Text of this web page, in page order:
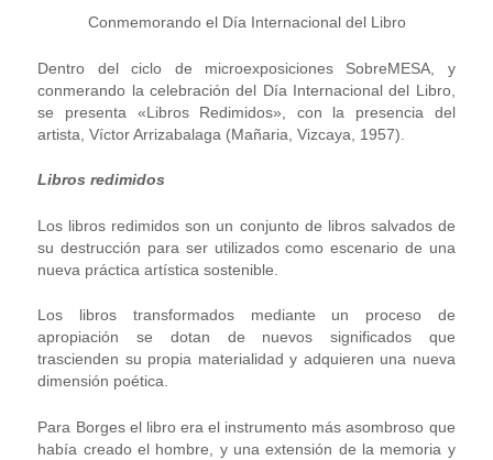
Conmemorando el Día Internacional del Libro
Dentro del ciclo de microexposiciones SobreMESA, y
conmerando la celebración del Día Internacional del Libro,
se presenta «Libros Redimidos», con la presencia del
artista, Víctor Arrizabalaga (Mañaria, Vizcaya, 1957).
Libros redimidos
Los libros redimidos son un conjunto de libros salvados de
su destrucción para ser utilizados como escenario de una
nueva práctica artística sostenible.
Los libros transformados mediante un proceso de
apropiación se dotan de nuevos significados que
trascienden su propia materialidad y adquieren una nueva
dimensión poética.
Para Borges el libro era el instrumento más asombroso que
había creado el hombre, y una extensión de la memoria y